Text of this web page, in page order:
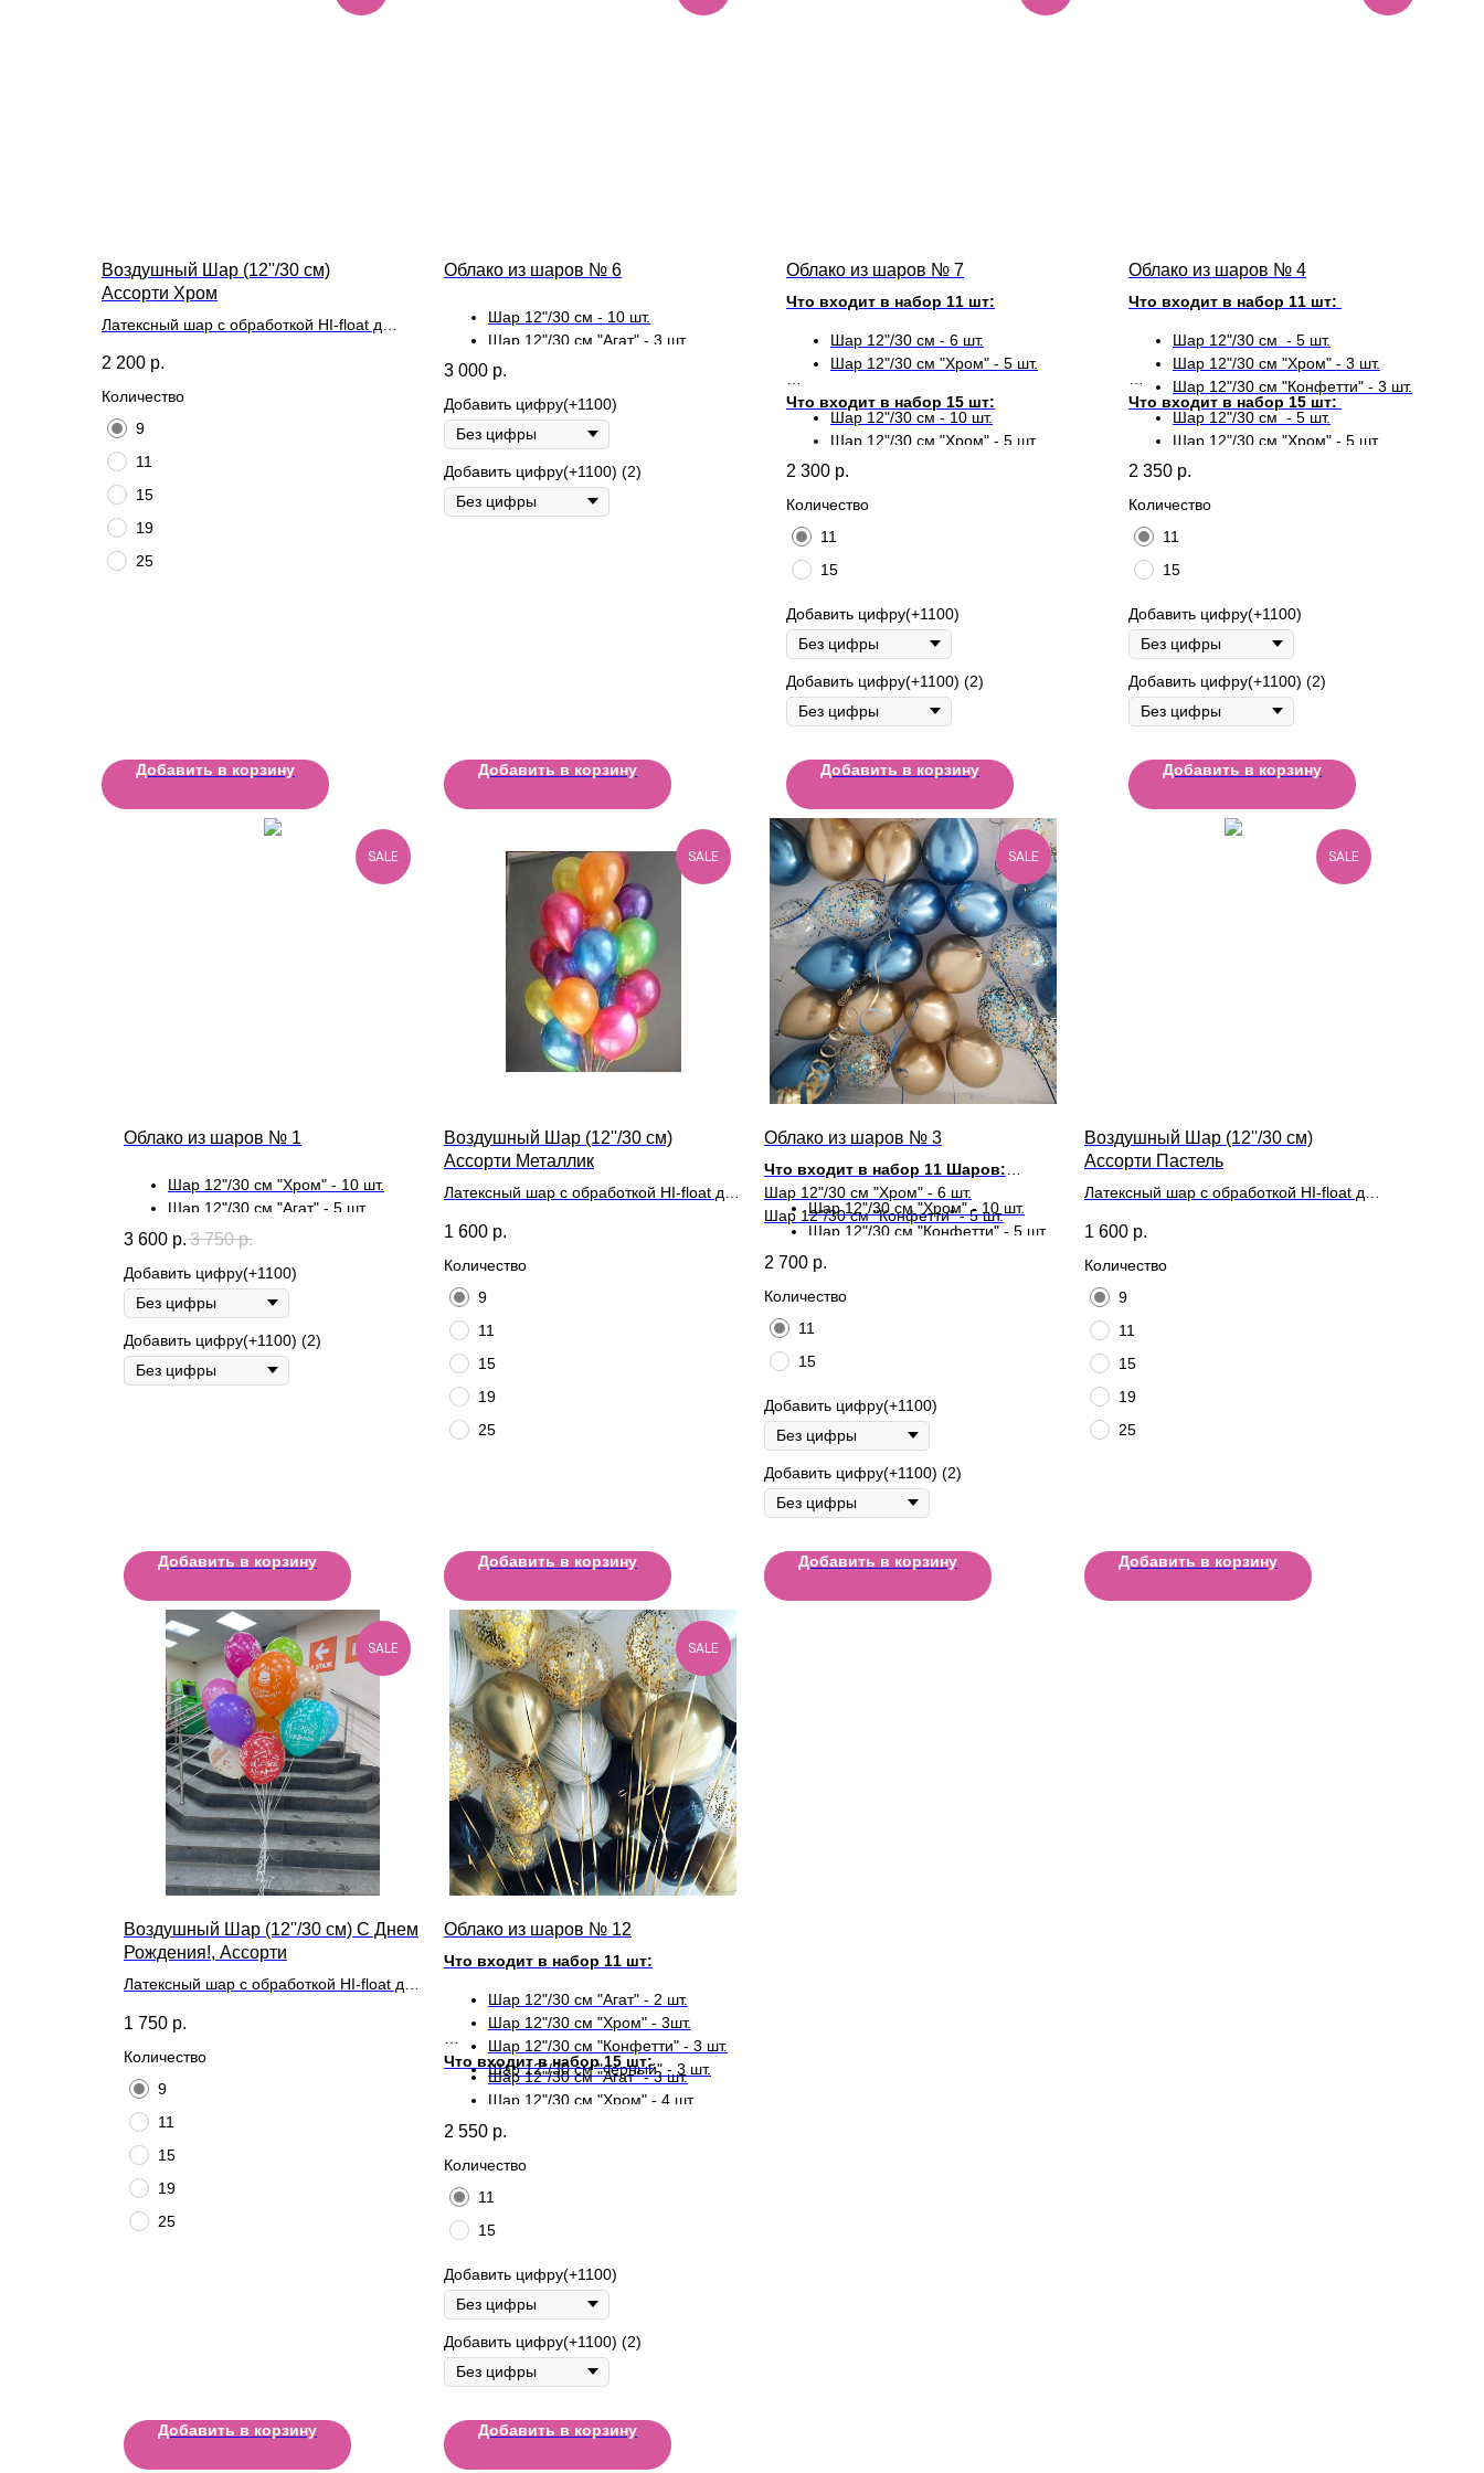
Воздушный Шар (12''/30 см)
Ассорти Хром
Латексный шар с обработкой HI-float для
2 200 р.
Количество
9
11
15
19
25
Добавить в корзину
Облако из шаров № 6
Шар 12"/30 см - 10 шт.
Шар 12"/30 см "Агат" - 3 шт.
Шар 12"/30 см "Конфетти" - 2 шт.
3 000 р.
Добавить цифру(+1100)
Добавить цифру(+1100) (2)
Добавить в корзину
Облако из шаров № 7
Что входит в набор 11 шт:
Шар 12"/30 см - 6 шт.
Шар 12"/30 см "Хром" - 5 шт.
Что входит в набор 15 шт:
Шар 12"/30 см - 10 шт.
Шар 12"/30 см "Хром" - 5 шт.
2 300 р.
Количество
11
15
Добавить цифру(+1100)
Добавить цифру(+1100) (2)
Добавить в корзину
Облако из шаров № 4
Что входит в набор 11 шт:
Шар 12"/30 см - 5 шт.
Шар 12"/30 см "Хром" - 3 шт.
Шар 12"/30 см "Конфетти" - 3 шт.
Что входит в набор 15 шт:
Шар 12"/30 см - 5 шт.
Шар 12"/30 см "Хром" - 5 шт.
Шар 12"/30 см "Конфетти" - 5 шт.
2 350 р.
Количество
11
15
Добавить цифру(+1100)
Добавить цифру(+1100) (2)
Добавить в корзину
SALE
Облако из шаров № 1
Шар 12"/30 см "Хром" - 10 шт.
Шар 12"/30 см "Агат" - 5 шт.
3 600 р. 3 750 р.
Добавить цифру(+1100)
Добавить цифру(+1100) (2)
Добавить в корзину
SALE
Воздушный Шар (12''/30 см)
Ассорти Металлик
Латексный шар с обработкой HI-float для
1 600 р.
Количество
9
11
15
19
25
Добавить в корзину
SALE
Облако из шаров № 3
Что входит в набор 11 Шаров:
Шар 12"/30 см "Хром" - 6 шт.
Шар 12"/30 см "Конфетти" - 5 шт.
Что входит в набор 15 Шаров:
Шар 12"/30 см "Хром" - 10 шт.
Шар 12"/30 см "Конфетти" - 5 шт.
2 700 р.
Количество
11
15
Добавить цифру(+1100)
Добавить цифру(+1100) (2)
Добавить в корзину
SALE
Воздушный Шар (12''/30 см)
Ассорти Пастель
Латексный шар с обработкой HI-float для
1 600 р.
Количество
9
11
15
19
25
Добавить в корзину
SALE
Воздушный Шар (12''/30 см) С Днем
Рождения!, Ассорти
Латексный шар с обработкой HI-float для
1 750 р.
Количество
9
11
15
19
25
Добавить в корзину
SALE
Облако из шаров № 12
Что входит в набор 11 шт:
Шар 12"/30 см "Агат" - 2 шт.
Шар 12"/30 см "Хром" - 3шт.
Шар 12"/30 см "Конфетти" - 3 шт.
Шар 12"/30 см "черный" - 3 шт.
Что входит в набор 15 шт:
Шар 12"/30 см "Агат" - 3 шт.
Шар 12"/30 см "Хром" - 4 шт.
Шар 12"/30 см "Конфетти" - 4 шт.
Шар 12"/30 см "черный" - 4 шт.
2 550 р.
Количество
11
15
Добавить цифру(+1100)
Добавить цифру(+1100) (2)
Добавить в корзину